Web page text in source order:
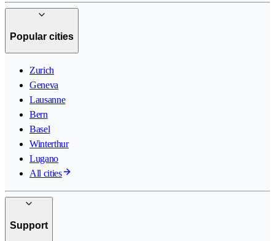
Popular cities
Zurich
Geneva
Lausanne
Bern
Basel
Winterthur
Lugano
All cities
Support